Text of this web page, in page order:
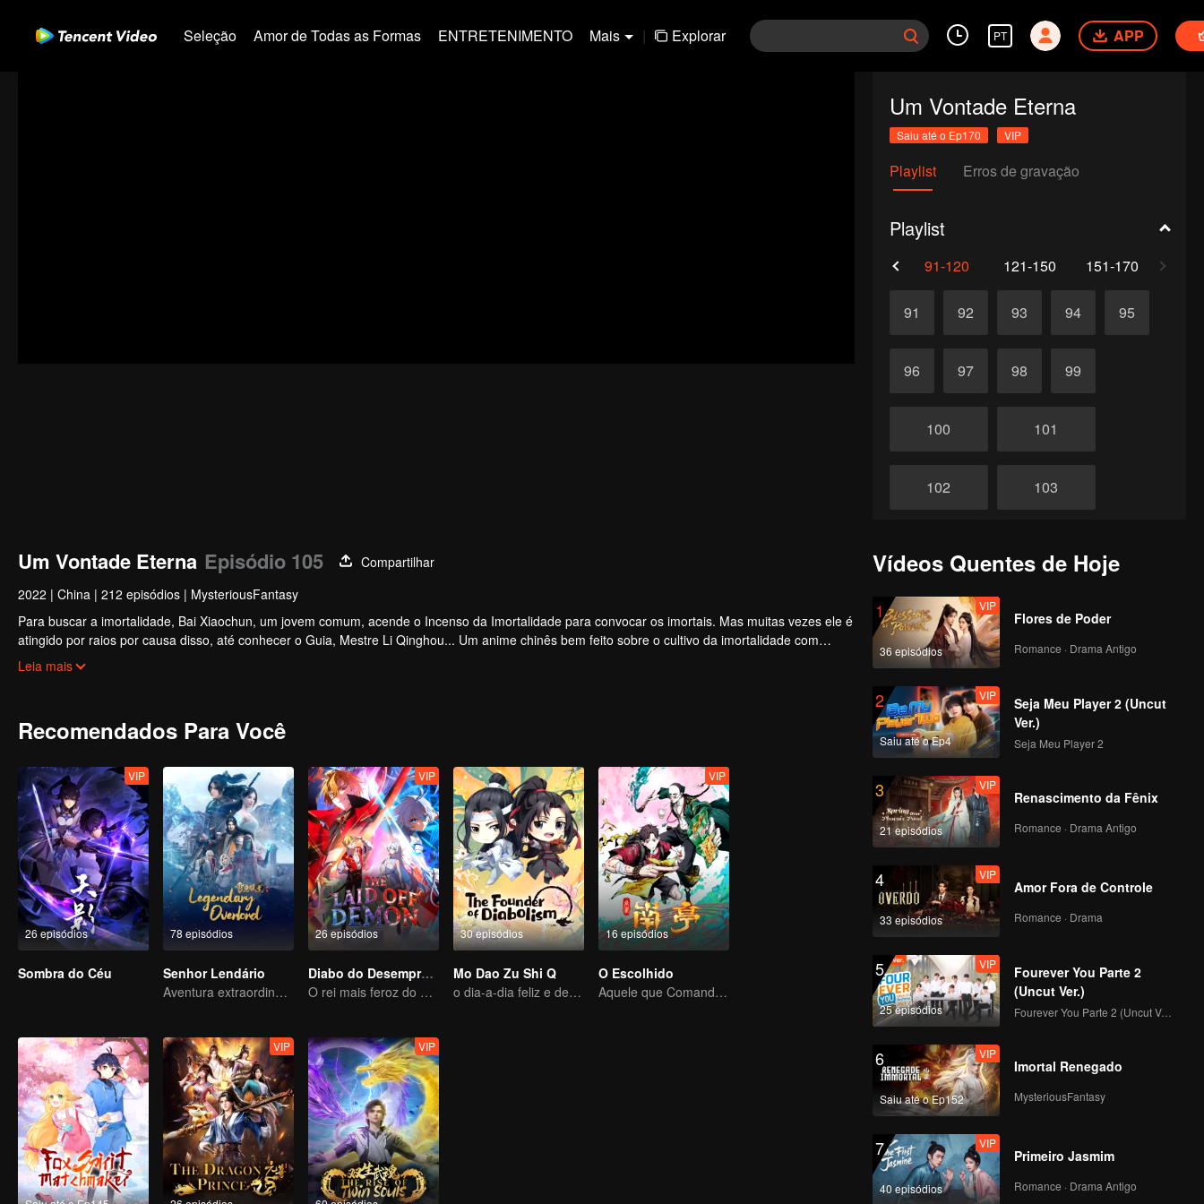
Seleção Amor de Todas as Formas ENTRETENIMENTO Mais | Explorar PT APP
Um Vontade Eterna
Saiu até o Ep170 VIP
Playlist Erros de gravação
Playlist
91-120 121-150 151-170
91 92 93 94 95
96 97 98 99
100 101
102 103
106
108
110 111
112
114 115
116 117
118
120
Um Vontade Eterna Episódio 105
Compartilhar
2022 | China | 212 episódios | MysteriousFantasy
Para buscar a imortalidade, Bai Xiaochun, um jovem comum, acende o Incenso da Imortalidade para convocar os imortais. Mas muitas vezes ele é
atingido por raios por causa disso, até conhecer o Guia, Mestre Li Qinghou... Um anime chinês bem feito sobre o cultivo da imortalidade com
inúmeras tramas divertidas. Venha assistir para encher seu verão de alegria.
Leia mais
Recomendados Para Você
26 episódios
VIP
Sombra do Céu
78 episódios
Senhor Lendário
Aventura extraordinária, um adolescente renascido da adversidade
26 episódios
VIP
Diabo do Desemprego
O rei mais feroz do mundo demoníaco
30 episódios
Mo Dao Zu Shi Q
o dia-a-dia feliz e descansado
16 episódios
VIP
O Escolhido
Aquele que Comanda os Céus — Que Comece a Batalha!
VIP VIP
Vídeos Quentes de Hoje
1
36 episódios
VIP
Flores de Poder
Romance · Drama Antigo
2
Saiu até o Ep4
VIP
Seja Meu Player 2 (Uncut
Ver.)
Seja Meu Player 2
3
21 episódios
VIP
Renascimento da Fênix
Romance · Drama Antigo
4
33 episódios
VIP
Amor Fora de Controle
Romance · Drama
5
25 episódios
VIP
Fourever You Parte 2
(Uncut Ver.)
Fourever You Parte 2 (Uncut Ver.)
6
Saiu até o Ep152
VIP
Imortal Renegado
MysteriousFantasy
7
40 episódios
VIP
Primeiro Jasmim
Romance · Drama Antigo